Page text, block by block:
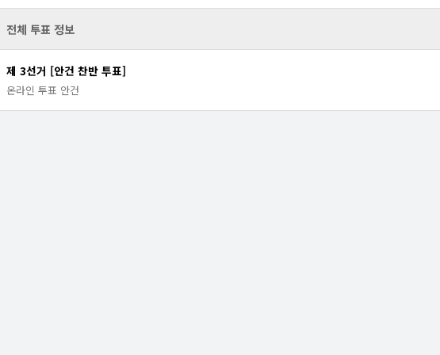
전체 투표 정보
제 3선거 [안건 찬반 투표]
온라인 투표 안건